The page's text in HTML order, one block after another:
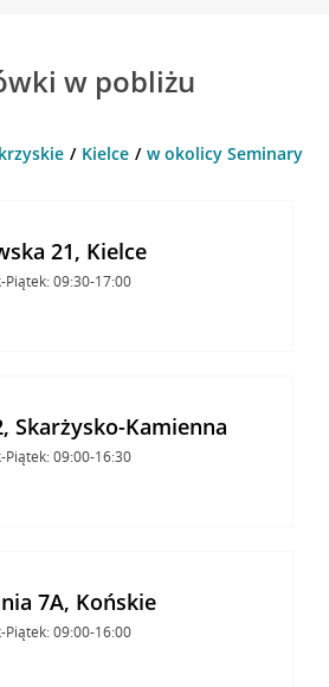
w pobliżu
Kielce w okolicy
21, Kielce
Piątek: 09:30-17:00
Skarżysko-Kamienna
Piątek: 09:00-16:30
7A, Końskie
Piątek: 09:00-16:00